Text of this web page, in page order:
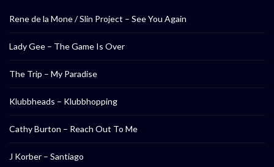
Rene de la Mone / Slin Project – See You Again
Lady Gee – The Game Is Over
The Trip – My Paradise
Klubbheads – Klubbhopping
Cathy Burton – Reach Out To Me
J Korber – Santiago